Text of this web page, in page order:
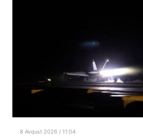
8 Avqust 2026 / 11:04